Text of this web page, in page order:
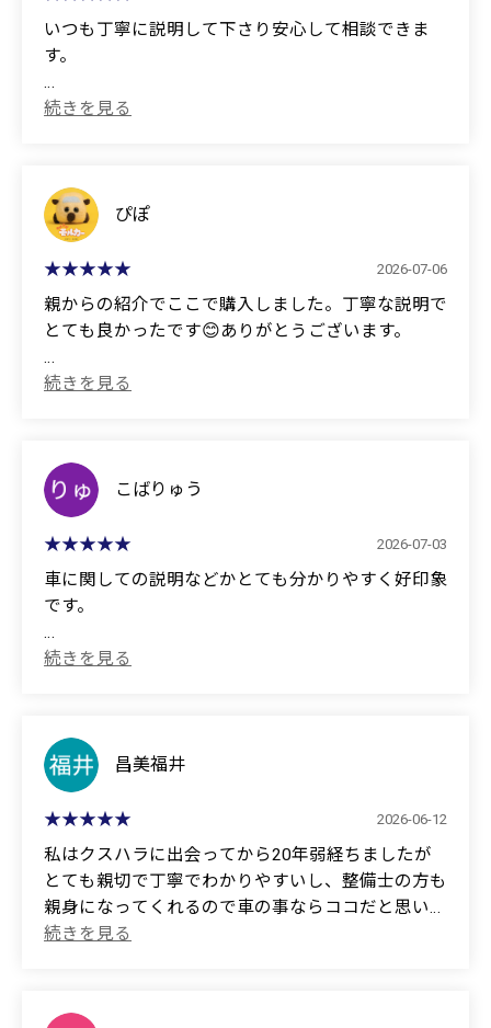
として残念に感じる対応もあり、正直うんざりして
しまうこともありました。そんな中で、正高さんの
れ、最終的にこちらで購入することを決めました。
客様のために」という気持ちを改めて思い出させて
いただきました。本当に感謝しています。
これからもこのクスハラ自動車さん、そして正高さ
んと長く良いお付き合いをさせていただければ幸い
です。今後ともどうぞよろしくお願いいたします。
本日は暑い中、ご丁寧にご対応いただき、本当にあ
(Translated by Google)
Thank you very much for the safe delivery of my car
today.
I was a little apprehensive at first because Mr.
Masataka, who assisted me, is relatively new to the
honestly and sincerely, and his enthusiasm and
companies, but some of their sales approaches were
disappointing, and I was honestly quite fed up with
them. In that context, Mr. Masataka's sincere attitude
of "putting the customer first" moved me, and I
ultimately decided to purchase from you.
Although my job is different, I also work in sales, and
seeing the attitude of the person in charge reminded
いつも丁寧に説明して下さり安心して相談できま
す。
(Translated by Google)
ぴぽ
2026-07-06
親からの紹介でここで購入しました。丁寧な説明で
とても良かったです😊ありがとうございます。
(Translated by Google)
Thank you!
こばりゅう
2026-07-03
車に関しての説明などかとても分かりやすく好印象
です。
(Translated by Google)
昌美福井
2026-06-12
私はクスハラに出会ってから20年弱経ちましたが
とても親切で丁寧でわかりやすいし、整備士の方も
親身になってくれるので車の事ならココだと思いま
す。私はおかげで快適なカーライフを送ってます
It's been almost 20 years since I first encountered